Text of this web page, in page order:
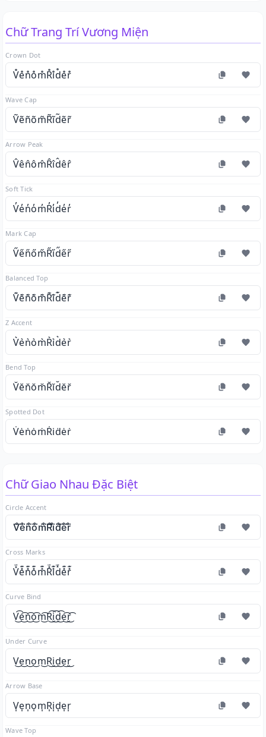
Chữ Trang Trí Vương Miện
Crown Dot
V̊e̊n̊o̊m̊R̊i̊d̊e̊r̊
Wave Cap
Ṽẽñõm̃R̃ĩd̃ẽr̃
Arrow Peak
V̂ên̂ôm̂R̂îd̂êr̂
Soft Tick
V̓e̓n̓o̓m̓R̓i̓d̓e̓r̓
Mark Cap
V̋e̋n̋őm̋R̋i̋d̋e̋r̋
Balanced Top
V͊e͊n͊o͊m͊R͊i͊d͊e͊r͊
Z Accent
V͛e͛n͛o͛m͛R͛i͛d͛e͛r͛
Bend Top
V̆ĕn̆ŏm̆R̆ĭd̆ĕr̆
Spotted Dot
V̇ėṅȯṁṘi̇ḋėṙ
Chữ Giao Nhau Đặc Biệt
Circle Accent
V̊⃛e̊⃛n̊⃛o̊⃛m̊⃛R̊⃛i̊⃛d̊⃛e̊⃛r̊⃛
Cross Marks
V̽͊e̽͊n̽͊o̽͊m̽͊R̽͊i̽͊d̽͊e̽͊r̽͊
Curve Bind
V͜͡e͜͡n͜͡o͜͡m͜͡R͜͡i͜͡d͜͡e͜͡r͜͡
Under Curve
V͜e͜n͜o͜m͜R͜i͜d͜e͜r͜
Arrow Base
V͎e͎n͎o͎m͎R͎i͎d͎e͎r͎
Wave Top